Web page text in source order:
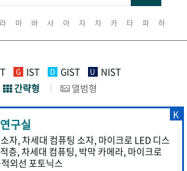
라 마 바 사 아 자 차 카 타 파 하
G IST D GIST U
NIST
간략형
앨범형
구실
자, 차세대 컴퓨팅 소자, 마이크로 LED 디스
층, 차세대 컴퓨팅, 박막 카메라, 마이크로
외선 포토닉스
K